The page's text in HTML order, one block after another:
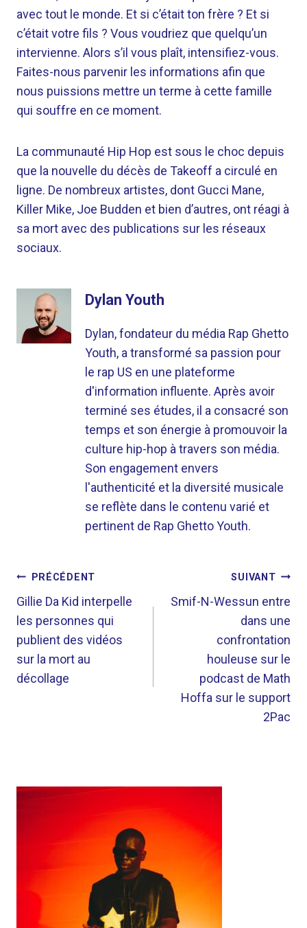
avec tout le monde. Et si c’était ton frère ? Et si
c’était votre fils ? Vous voudriez que quelqu’un
intervienne. Alors s’il vous plaît, intensifiez-vous.
Faites-nous parvenir les informations afin que
nous puissions mettre un terme à cette famille
qui souffre en ce moment.
La communauté Hip Hop est sous le choc depuis
que la nouvelle du décès de Takeoff a circulé en
ligne. De nombreux artistes, dont Gucci Mane,
Killer Mike, Joe Budden et bien d’autres, ont réagi à
sa mort avec des publications sur les réseaux
sociaux.
Dylan Youth
Dylan, fondateur du média Rap Ghetto
Youth, a transformé sa passion pour
le rap US en une plateforme
d'information influente. Après avoir
terminé ses études, il a consacré son
temps et son énergie à promouvoir la
culture hip-hop à travers son média.
Son engagement envers
l'authenticité et la diversité musicale
se reflète dans le contenu varié et
pertinent de Rap Ghetto Youth.
NAVIGATION
DE
L’ARTICLE
PRÉCÉDENT
Gillie Da Kid interpelle
les personnes qui
publient des vidéos
sur la mort au
décollage
SUIVANT
Smif-N-Wessun entre
dans une
confrontation
houleuse sur le
podcast de Math
Hoffa sur le support
2Pac